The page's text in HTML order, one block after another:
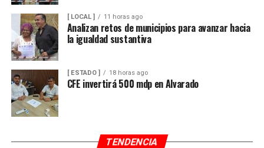
[ LOCAL ] 11 horas ago
Analizan retos de municipios para avanzar hacia
la igualdad sustantiva
[ ESTADO ] 18 horas ago
CFE invertirá 500 mdp en Alvarado
TENDENCIA